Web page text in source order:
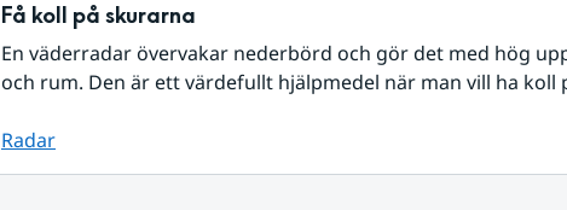
Få koll på skurarna
En väderradar övervakar nederbörd och gör det med hög
och rum. Den är ett värdefullt hjälpmedel när man vill ha koll
Radar